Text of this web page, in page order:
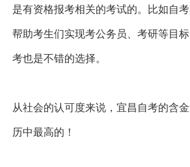
是有资格报考相关的考试的。比如自
帮助考生们实现考公务员、考研等目
考也是不错的选择。
从社会的认可度来说，宜昌自考的含
历中最高的！